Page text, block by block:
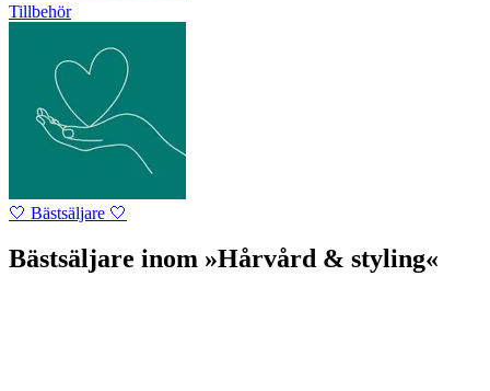
Tillbehör
🤍 Bästsäljare 🤍
Bästsäljare inom »Hårvård & styling«